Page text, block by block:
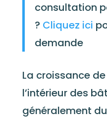
consultation
? Cliquez ici
demande
La croissance
l’intérieur des
généralement